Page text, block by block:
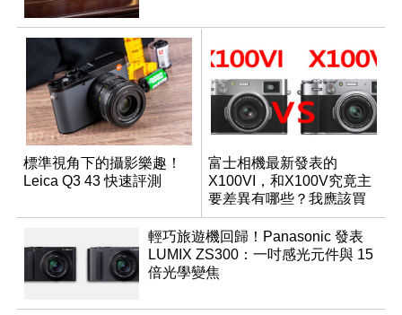
標準視角下的攝影樂趣！
Leica Q3 43 快速評測
富士相機最新發表的
X100VI，和X100V究竟主
要差異有哪些？我應該買
哪一台？
輕巧旅遊機回歸！Panasonic 發表
LUMIX ZS300：一吋感光元件與 15
倍光學變焦